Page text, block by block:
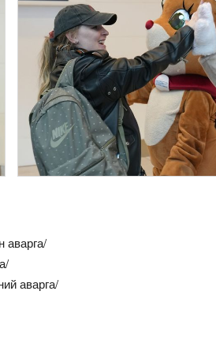
аварга/